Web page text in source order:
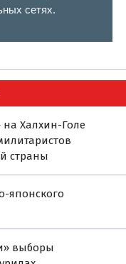
сетях.
на Халхин-Голе
страны
японского
выборы